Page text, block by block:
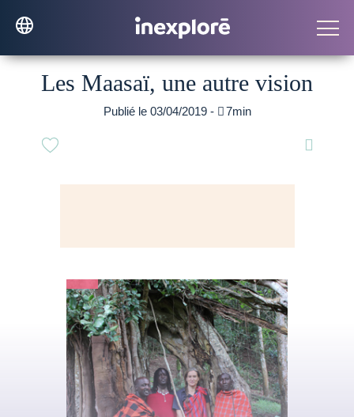
Les Maasaï, une autre vision
Publié le 03/04/2019 - 7min
